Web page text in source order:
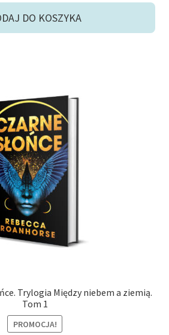
DO KOSZYKA
Trylogia Między niebem a ziemią.
Tom 1
PROMOCJA!